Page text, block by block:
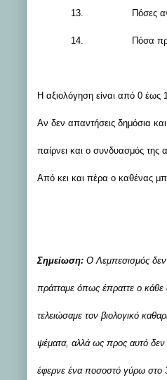
13. Πόσες
14. Πόσα
Η αξιολόγηση είναι από 0 έως
Αν δεν απαντήσεις δημόσια
παίρνει και ο συνδυασμός της
Από κει και πέρα ο καθένας
Σημείωση: Ο Λεμπεσισμός δεν
πράτταμε όπως έπραττε ο
τελειώσαμε τον βιολογικό
ψέματα, αλλά ως προς αυτό δεν
έφερνε ένα ποσοστό γύρω στο